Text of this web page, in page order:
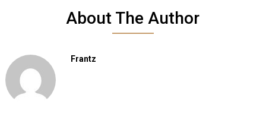
About The Author
Frantz